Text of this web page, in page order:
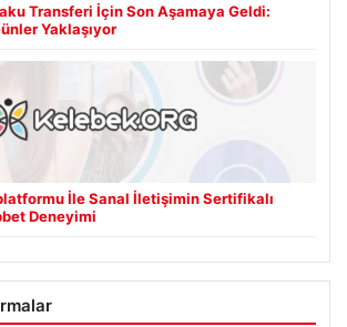
Transferi İçin Son Aşamaya Geldi:
Yaklaşıyor
İle Sanal İletişimin Sertifikalı
Deneyimi